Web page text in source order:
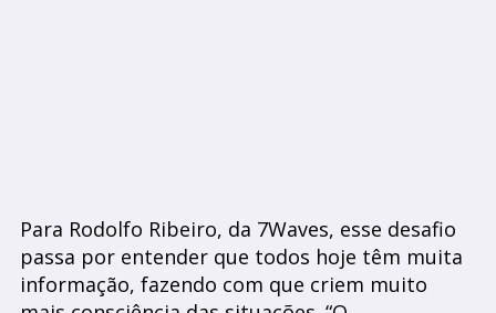
Para Rodolfo Ribeiro, da 7Waves, esse desafio
passa por entender que todos hoje têm muita
informação, fazendo com que criem muito